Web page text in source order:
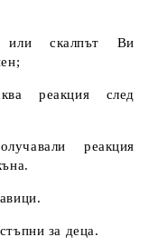
скалпът Ви
реакция след
реакция
за деца.